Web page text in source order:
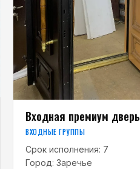
Входная премиум дверь
ВХОДНЫЕ ГРУППЫ
Срок исполнения: 7
Город: Заречье